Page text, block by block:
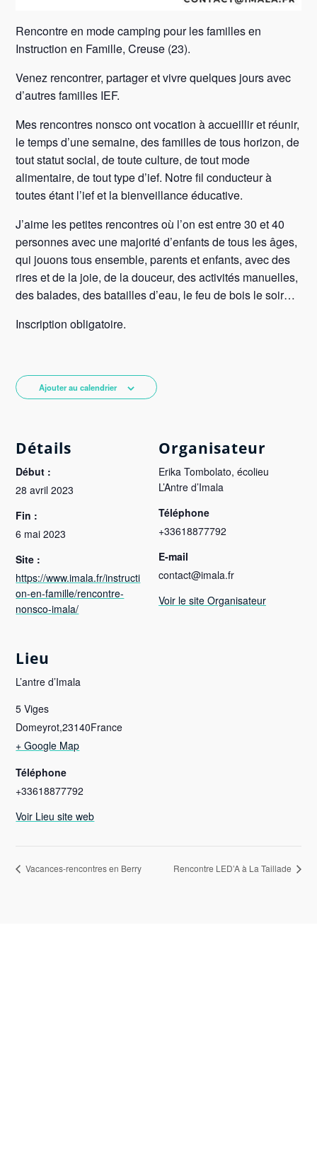
Rencontre en mode camping pour les familles en
Instruction en Famille, Creuse (23).
Venez rencontrer, partager et vivre quelques jours avec
d’autres familles IEF.
Mes rencontres nonsco ont vocation à accueillir et réunir,
le temps d’une semaine, des familles de tous horizon, de
tout statut social, de toute culture, de tout mode
alimentaire, de tout type d’ief. Notre fil conducteur à
toutes étant l’ief et la bienveillance éducative.
J’aime les petites rencontres où l’on est entre 30 et 40
personnes avec une majorité d’enfants de tous les âges,
qui jouons tous ensemble, parents et enfants, avec des
rires et de la joie, de la douceur, des activités manuelles,
des balades, des batailles d’eau, le feu de bois le soir…
Inscription obligatoire.
Ajouter au calendrier
Détails
Début :
28 avril 2023
Fin :
6 mai 2023
Site :
https://www.imala.fr/instructi
on-en-famille/rencontre-
nonsco-imala/
Organisateur
Erika Tombolato, écolieu
L’Antre d’Imala
Téléphone
+33618877792
E-mail
contact@imala.fr
Voir le site Organisateur
Lieu
L’antre d’Imala
5 Viges
Domeyrot,23140France
+ Google Map
Téléphone
+33618877792
Voir Lieu site web
Vacances-rencontres en Berry Rencontre LED’A à La Taillade